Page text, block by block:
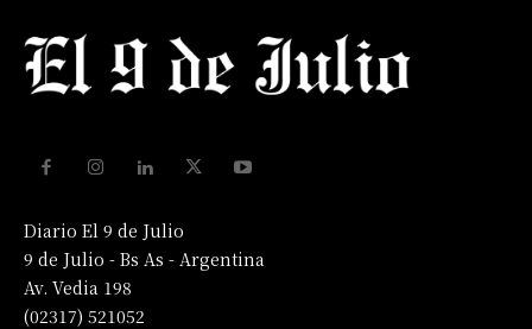
Diario El 9 de Julio
9 de Julio - Bs As - Argentina
Av. Vedia 198
(02317) 521052